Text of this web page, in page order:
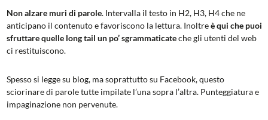
Non alzare muri di parole. Intervalla il testo in H2, H3, H4 che ne
anticipano il contenuto e favoriscono la lettura. Inoltreè qui che puoi
sfruttare quelle long tail un po’ sgrammaticateche gli utenti del web
ci restituiscono.
Spesso si legge su blog, ma soprattutto su Facebook, questo
sciorinare di parole tutte impilate l’una sopra l’altra. Punteggiatura e
impaginazione non pervenute.